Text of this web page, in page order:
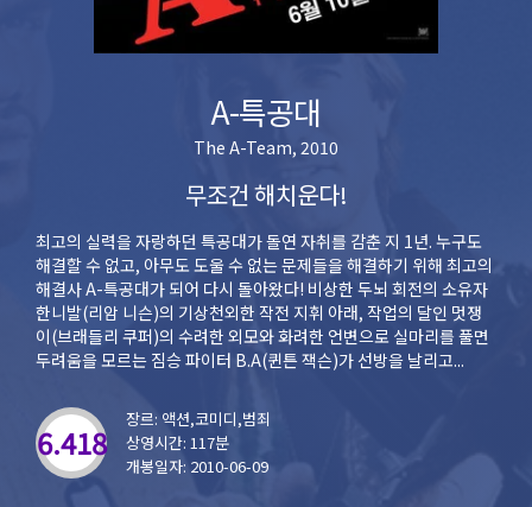
A-특공대
The A-Team, 2010
무조건 해치운다!
최고의 실력을 자랑하던 특공대가 돌연 자취를 감춘 지 1년. 누구도
해결할 수 없고, 아무도 도울 수 없는 문제들을 해결하기 위해 최고의
해결사 A-특공대가 되어 다시 돌아왔다! 비상한 두뇌 회전의 소유자
한니발(리암 니슨)의 기상천외한 작전 지휘 아래, 작업의 달인 멋쟁
이(브래들리 쿠퍼)의 수려한 외모와 화려한 언변으로 실마리를 풀면
두려움을 모르는 짐승 파이터 B.A(퀸튼 잭슨)가 선방을 날리고...
6.418
장르: 액션,코미디,범죄
상영시간: 117분
개봉일자: 2010-06-09